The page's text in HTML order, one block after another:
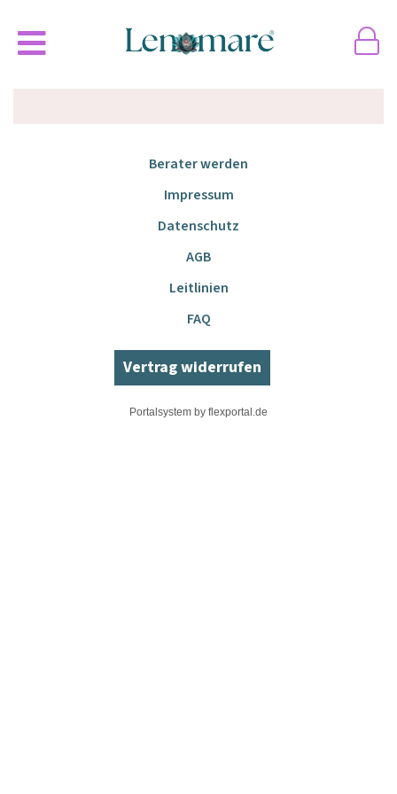
Berater werden
Impressum
Datenschutz
AGB
Leitlinien
FAQ
Vertrag widerrufen
Portalsystem by flexportal.de